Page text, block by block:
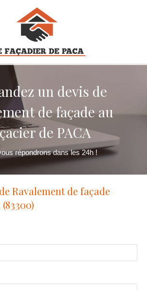
un devis de
de façade au
de PACA
répondrons dans les 24h !
Ravalement de façade